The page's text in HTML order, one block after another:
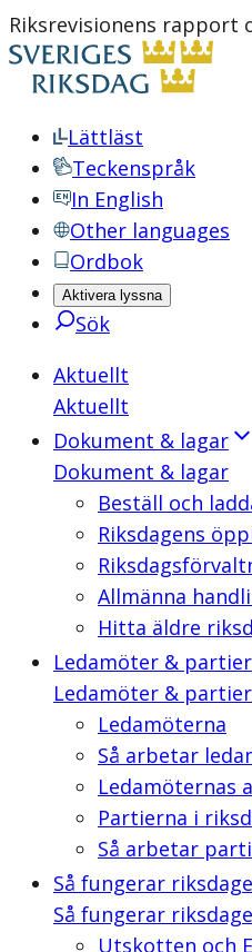
Riksrevisionens rapport
Lättläst
Teckenspråk
In English
Other languages
Ordbok
Aktivera lyssna
Sök
Aktuellt
Aktuellt
Dokument & lagar
Dokument & lagar
Beställ och
Riksdagens
Allmänna
Hitta äldre
Ledamöter & partier
Ledamöter & partier
Ledamöterna
Så arbetar
Ledamöternas
Partierna i
Så arbetar
Så fungerar
Så fungerar
Utskotten och